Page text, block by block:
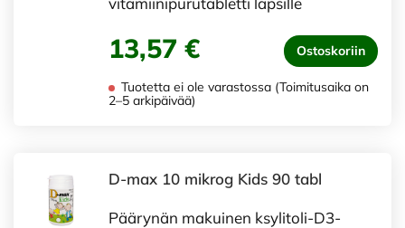
13,57 € Ostoskoriin
Tuotetta ei ole varastossa (Toimitusaika on
2–5 arkipäivää)
D-max 10 mikrog Kids 90 tabl
Päärynän makuinen ksylitoli-D3-